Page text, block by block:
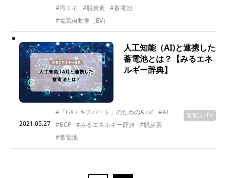
#再エネ
#脱炭素
#蓄電池
#電気自動車（EV）
人工知能（AI)と連携した
蓄電池とは？【みるエネ
ルギー辞典】
2021.05.27
#「GXエキスパート」のためのAtoZ
#AI
#BCP
#みるエネルギー辞典
#脱炭素
#蓄電池
蓄電池・EV